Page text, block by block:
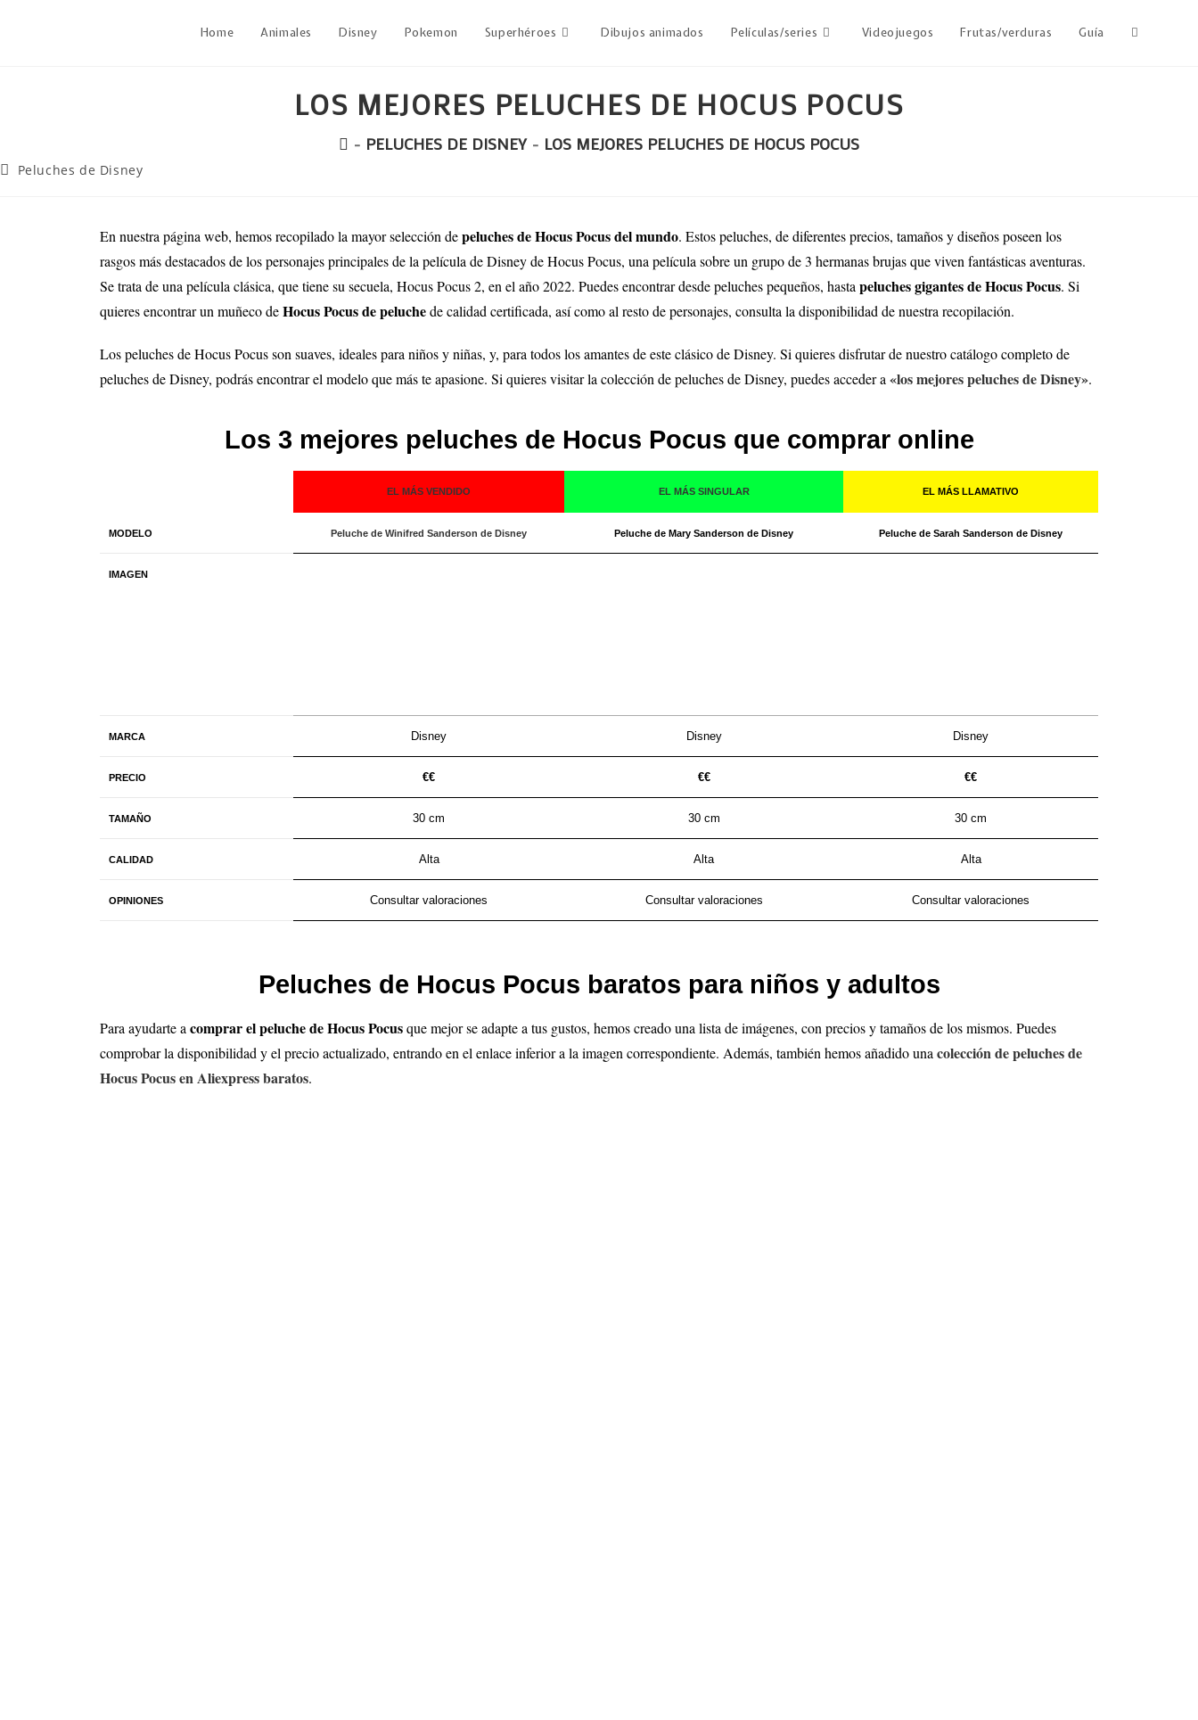
Home Animales Disney Pokemon Superhéroes Dibujos animados Películas/series Videojuegos Frutas/verduras Guía
LOS MEJORES PELUCHES DE HOCUS POCUS
- PELUCHES DE DISNEY - LOS MEJORES PELUCHES DE HOCUS POCUS
Peluches de Disney
En nuestra página web, hemos recopilado la mayor selección depeluches de Hocus Pocus del mundo. Estos peluches, de diferentes precios, tamaños y diseños poseen los
rasgos más destacados de los personajes principales de la película de Disney de Hocus Pocus, una película sobre un grupo de 3 hermanas brujas que viven fantásticas aventuras.
Se trata de una película clásica, que tiene su secuela, Hocus Pocus 2, en el año 2022. Puedes encontrar desde peluches pequeños, hasta peluches gigantes de Hocus Pocus. Si
quieres encontrar un muñeco deHocus Pocusde peluchede calidad certificada, así como al resto de personajes, consulta la disponibilidad de nuestra recopilación.
Los peluches de Hocus Pocus son suaves, ideales para niños y niñas, y, para todos los amantes de este clásico de Disney. Si quieres disfrutar de nuestro catálogo completo de
peluches de Disney, podrás encontrar el modelo que más te apasione. Si quieres visitar la colección de peluches de Disney, puedes acceder a «los mejores peluches de Disney».
Los 3 mejores peluches de Hocus Pocus que comprar online
EL MÁS VENDIDO EL MÁS SINGULAR EL MÁS LLAMATIVO
MODELO Peluche de Winifred Sanderson de Disney Peluche de Mary Sanderson de Disney Peluche de Sarah Sanderson de Disney
IMAGEN
MARCA Disney Disney Disney
PRECIO €€ €€ €€
TAMAÑO 30 cm 30 cm 30 cm
CALIDAD Alta Alta Alta
OPINIONES Consultar valoraciones Consultar valoraciones Consultar valoraciones
Peluches de Hocus Pocus baratos para niños y adultos
Para ayudarte a comprar el peluche de Hocus Pocusque mejor se adapte a tus gustos, hemos creado una lista de imágenes, con precios y tamaños de los mismos. Puedes
comprobar la disponibilidad y el precio actualizado, entrando en el enlace inferior a la imagen correspondiente. Además, también hemos añadido una colección de peluches de
Hocus Pocus en Aliexpress baratos.